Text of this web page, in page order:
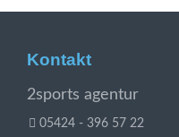
Kontakt
2sports agentur
05424 - 396 57 22